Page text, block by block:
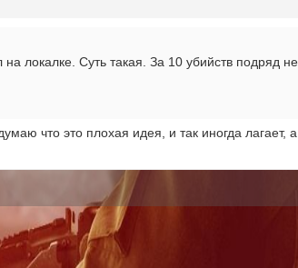
на локалке. Суть такая. За 10 убийств подряд
что это плохая идея, и так иногда